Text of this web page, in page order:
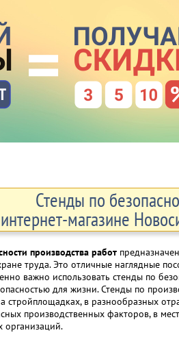
Стенды по
магазине
производства работ
труда. Это отличные наглядные
важно использовать стенды по
для жизни. Стенды по
стройплощадках, в разнообразных
производственных факторов, в
организаций.